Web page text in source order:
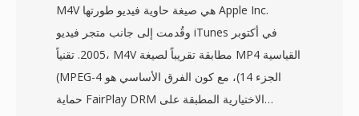
M4V هي صيغة حاوية فيديو طورتها Apple Inc.
وقُدمت إلى جانب متجر فيديو iTunes في أكتوبر
2005. تقنياً، M4V مطابقة تقريباً لصيغة MP4 القياسية
(MPEG-4 الجزء 14)، مع كون الفرق الأساسي هو
حماية FairPlay DRM الاختيارية المطبقة على